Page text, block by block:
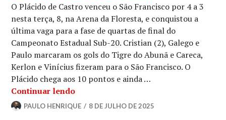
O Plácido de Castro venceu o São Francisco por 4 a 3
nesta terça, 8, na Arena da Floresta, e conquistou a
última vaga para a fase de quartas de final do
Campeonato Estadual Sub-20. Cristian (2), Galego e
Paulo marcaram os gols do Tigre do Abunã e Careca,
Kerlon e Vinícius fizeram para o São Francisco. O
Plácido chega aos 10 pontos e ainda …
Continuar lendo
PAULO HENRIQUE 8 DE JULHO DE 2025